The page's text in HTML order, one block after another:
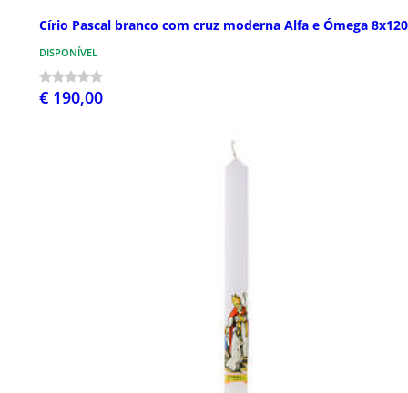
Círio Pascal branco com cruz moderna Alfa e Ómega
DISPONÍVEL
€ 190,00